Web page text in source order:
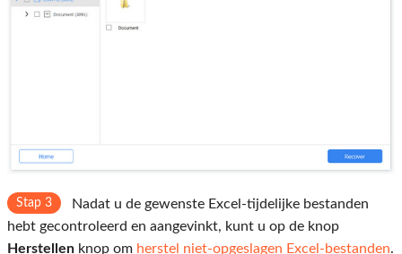
Stap 3
Nadat u de gewenste Excel-tijdelijke bestanden
hebt gecontroleerd en aangevinkt, kunt u op de knop
Herstellen knop om herstel niet-opgeslagen Excel-bestanden.